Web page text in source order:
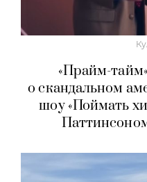
«Прайм-
о скандальном
шоу «Поймать